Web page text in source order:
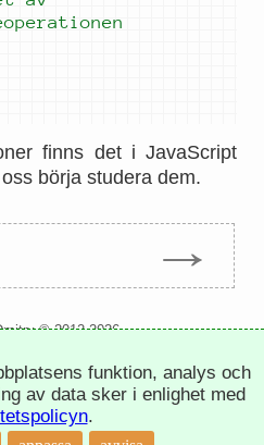
finns det i JavaScript
börja studera dem.
→
© 2012-2026
inställningar för cookiesfunktion, analys och
av data sker i enlighet med
.